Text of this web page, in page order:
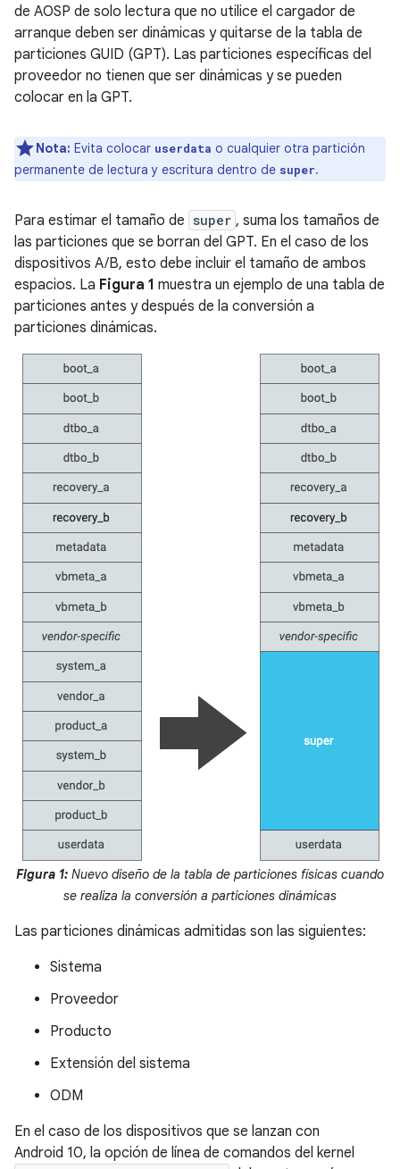
de AOSP de solo lectura que no utilice el cargador de
arranque deben ser dinámicas y quitarse de la tabla de
particiones GUID (GPT). Las particiones específicas del
proveedor no tienen que ser dinámicas y se pueden
colocar en la GPT.
Nota: Evita colocar userdata o cualquier otra partición
permanente de lectura y escritura dentro de super.
Para estimar el tamaño de super , suma los tamaños de
las particiones que se borran del GPT. En el caso de los
dispositivos A/B, esto debe incluir el tamaño de ambos
espacios. La Figura 1 muestra un ejemplo de una tabla de
particiones antes y después de la conversión a
particiones dinámicas.
Figura 1: Nuevo diseño de la tabla de particiones físicas cuando
se realiza la conversión a particiones dinámicas
Las particiones dinámicas admitidas son las siguientes:
Sistema
Proveedor
Producto
Extensión del sistema
ODM
En el caso de los dispositivos que se lanzan con
Android 10, la opción de línea de comandos del kernel